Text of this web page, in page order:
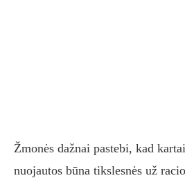
Žmonės dažnai pastebi, kad
nuojautos būna tikslesnės už